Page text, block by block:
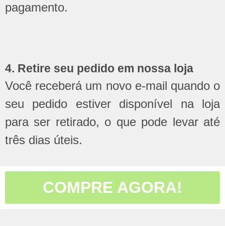
pagamento.
4. Retire seu pedido em nossa loja
Você receberá um novo e-mail quando o
seu pedido estiver disponível na loja
para ser retirado, o que pode levar até
três dias úteis.
COMPRE AGORA!